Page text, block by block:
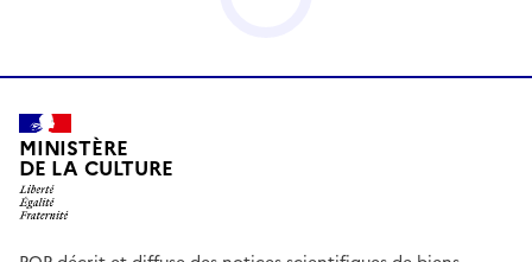
MINISTÈRE
DE LA CULTURE